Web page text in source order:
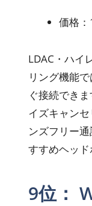
価格：
LDAC・ハイ
リング機能
ぐ接続でき
イズキャン
ンズフリー
すすめヘッド
9位：